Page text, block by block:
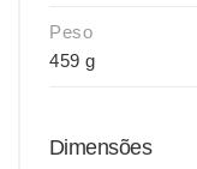
Peso
459 g
Dimensões